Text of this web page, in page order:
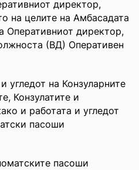
директор,
на целите на Амбасадата
Оперативниот директор,
(ВД) Оперативен
на Конзуларните
Конзулатите и
и работата и угледот
пасоши
пасоши